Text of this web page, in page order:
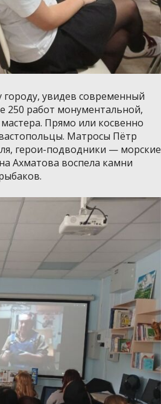
увидев современный
250 работ монументальной,
Прямо или косвенно
Матросы Пётр
герои-подводники — морские
Ахматова воспела камни